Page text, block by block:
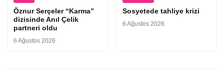
Öznur Serçeler “Karma”
dizisinde Anıl Çelik
partneri oldu
6 Ağustos 2026
Sosyetede tahliye krizi
6 Ağustos 2026